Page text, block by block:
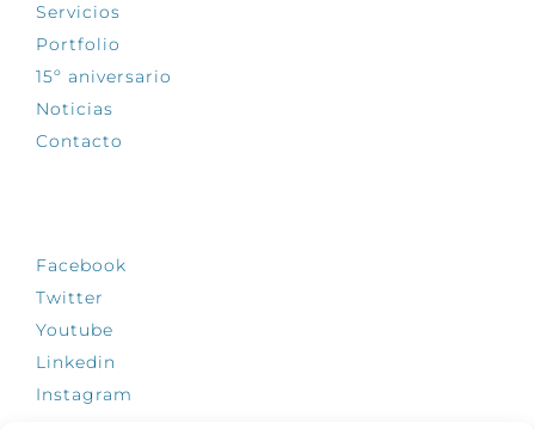
Servicios
Portfolio
15º aniversario
Noticias
Contacto
Facebook
Twitter
Youtube
Linkedin
Instagram